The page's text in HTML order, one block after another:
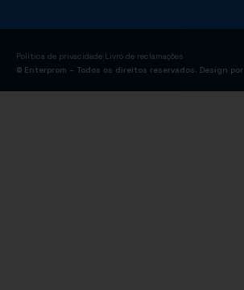
Política de privacidade Livro de reclamações
© Enterprom – Todos os direitos reservados. Design por